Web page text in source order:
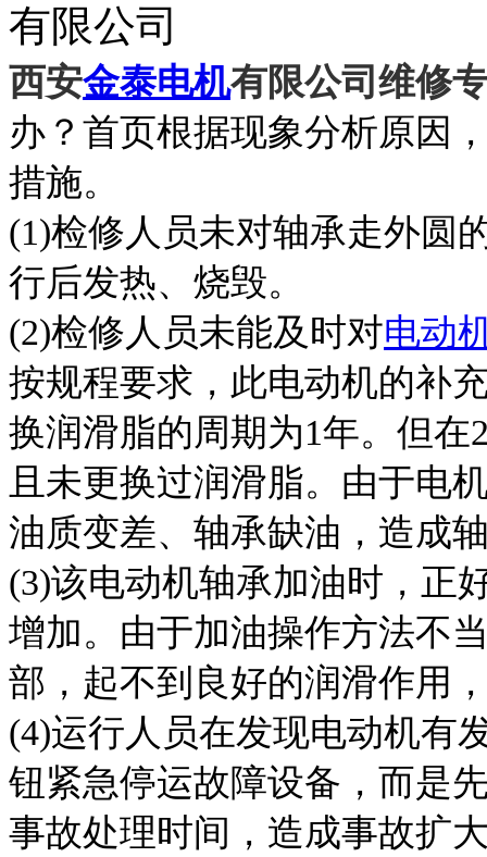
有限公司
西安金泰电机有限公司维修
办？首页根据现象分析原因
措施。
(1)检修人员未对轴承走外圆
行后发热、烧毁。
(2)检修人员未能及时对电动
按规程要求，此电动机的补
换润滑脂的周期为1年。但
且未更换过润滑脂。由于电
油质变差、轴承缺油，造成
(3)该电动机轴承加油时，正
增加。由于加油操作方法不
部，起不到良好的润滑作用
(4)运行人员在发现电动机有
钮紧急停运故障设备，而是
事故处理时间，造成事故扩